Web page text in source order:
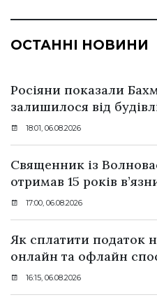
ОСТАННІ НОВИНИ
Росіяни показали
залишилося від
18:01, 06.08.2026
Священник із
отримав 15 років
17:00, 06.08.2026
Як сплатити податок
онлайн та офлайн
16:15, 06.08.2026